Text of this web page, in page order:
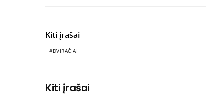
Kiti įrašai
DVIRAČIAI
Kiti įrašai